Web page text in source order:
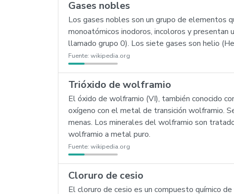
Gases nobles
Los gases nobles son un grupo de elementos
monoatómicos inodoros, incoloros y presentan
llamado grupo 0). Los siete gases son helio
Fuente: wikipedia.org
Trióxido de wolframio
El óxido de wolframio (VI), también conocido
oxígeno con el metal de transición wolframio.
menas. Los minerales del wolframio son
wolframio a metal puro.
Fuente: wikipedia.org
Cloruro de cesio
El cloruro de cesio es un compuesto químico